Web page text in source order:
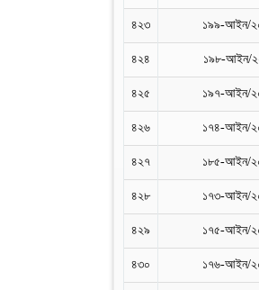
৪২৩ ১৯৯-আইন/
৪২৪ ১৯৮-আইন/
৪২৫ ১৯৭-আইন/
৪২৬ ১৭৪-আইন/
৪২৭ ১৮৫-আইন/
৪২৮ ১৭৩-আইন/
৪২৯ ১৭৫-আইন/
৪৩০ ১৭৬-আইন/